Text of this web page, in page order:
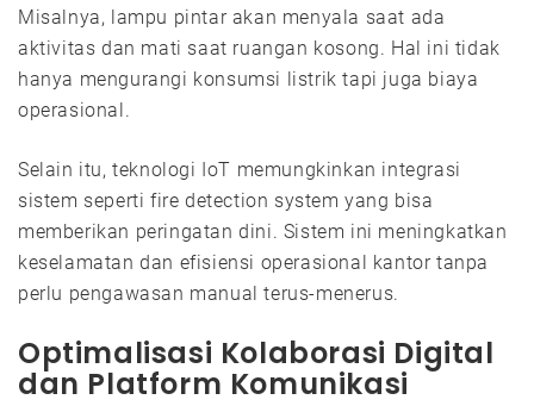
Misalnya, lampu pintar akan menyala saat ada
aktivitas dan mati saat ruangan kosong. Hal ini tidak
hanya mengurangi konsumsi listrik tapi juga biaya
operasional.
Selain itu, teknologi IoT memungkinkan integrasi
sistem seperti fire detection system yang bisa
memberikan peringatan dini. Sistem ini meningkatkan
keselamatan dan efisiensi operasional kantor tanpa
perlu pengawasan manual terus-menerus.
Optimalisasi Kolaborasi Digital
dan Platform Komunikasi